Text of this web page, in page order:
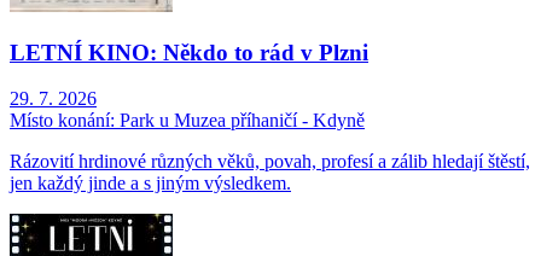
LETNÍ KINO: Někdo to rád v Plzni
29. 7. 2026
Místo konání: Park u Muzea příhaničí - Kdyně
Rázovití hrdinové různých věků, povah, profesí a zálib hledají štěstí,
jen každý jinde a s jiným výsledkem.